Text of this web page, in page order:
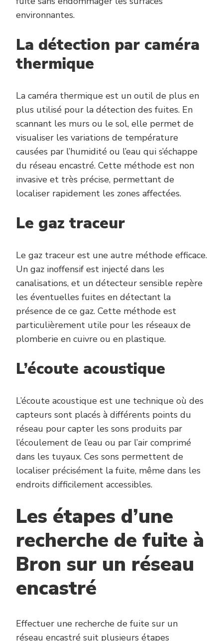
environnantes.
La détection par caméra
thermique
La caméra thermique est un outil de plus en
plus utilisé pour la détection des fuites. En
scannant les murs ou le sol, elle permet de
visualiser les variations de température
causées par l’humidité ou l’eau qui s’échappe
du réseau encastré. Cette méthode est non
invasive et très précise, permettant de
localiser rapidement les zones affectées.
Le gaz traceur
Le gaz traceur est une autre méthode efficace.
Un gaz inoffensif est injecté dans les
canalisations, et un détecteur sensible repère
les éventuelles fuites en détectant la
présence de ce gaz. Cette méthode est
particulièrement utile pour les réseaux de
plomberie en cuivre ou en plastique.
L’écoute acoustique
L’écoute acoustique est une technique où des
capteurs sont placés à différents points du
réseau pour capter les sons produits par
l’écoulement de l’eau ou par l’air comprimé
dans les tuyaux. Ces sons permettent de
localiser précisément la fuite, même dans les
endroits difficilement accessibles.
Les étapes d’une
recherche de fuite à
Bron sur un réseau
encastré
Effectuer une recherche de fuite sur un
réseau encastré suit plusieurs étapes